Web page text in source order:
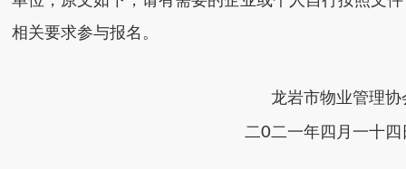
相关要求参与报名。
龙岩市物业管理协
二0二一年四月一十四